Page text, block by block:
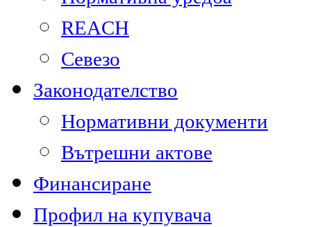
REACH
Севезо
Законодателство
Нормативни документи
Вътрешни актове
Финансиране
Профил на купувача